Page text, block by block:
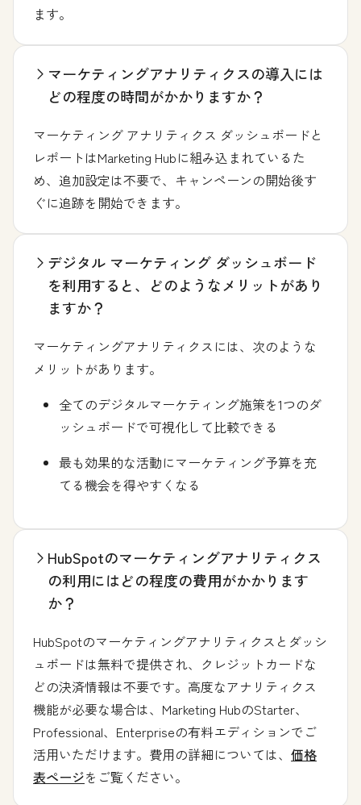
ます。
マーケティングアナリティクスの導入には
どの程度の時間がかかりますか？
マーケティング アナリティクス ダッシュボードと
レポートはMarketing Hubに組み込まれているた
め、追加設定は不要で、キャンペーンの開始後す
ぐに追跡を開始できます。
デジタル マーケティング ダッシュボード
を利用すると、どのようなメリットがあり
ますか？
マーケティングアナリティクスには、次のような
メリットがあります。
全てのデジタルマーケティング施策を1つのダ
ッシュボードで可視化して比較できる
最も効果的な活動にマーケティング予算を充
てる機会を得やすくなる
HubSpotのマーケティングアナリティクス
の利用にはどの程度の費用がかかります
か？
HubSpotのマーケティングアナリティクスとダッシ
ュボードは無料で提供され、クレジットカードな
どの決済情報は不要です。高度なアナリティクス
機能が必要な場合は、Marketing HubのStarter、
Professional、Enterpriseの有料エディションでご
活用いただけます。費用の詳細については、 価格
表ページをご覧ください。